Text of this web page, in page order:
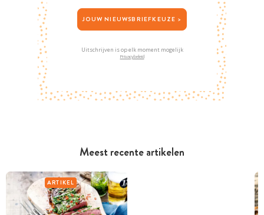
Meest recente artikelen
ARTIKEL
JOUW NIEUWSBRIEFKEUZE >
Uitschrijven is op elk moment mogelijk
Privacybeleid